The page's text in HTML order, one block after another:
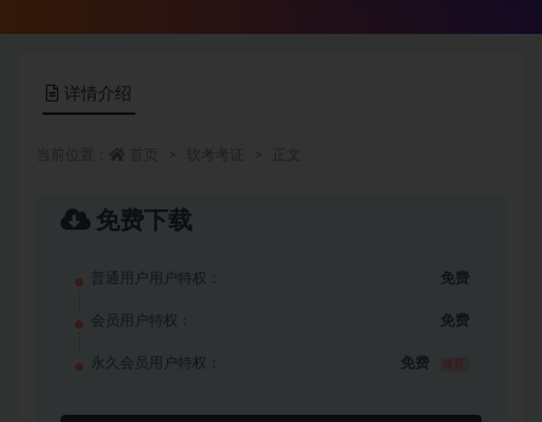
详情介绍
免费下载
普通用户用户特权： 免费
会员用户特权： 免费
永久会员用户特权： 免费